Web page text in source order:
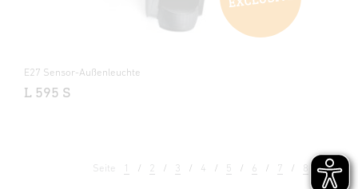
E27 Sensor-Außenleuchte
L 595 S
Seite 1 2 3 4 5 6 7 8 9